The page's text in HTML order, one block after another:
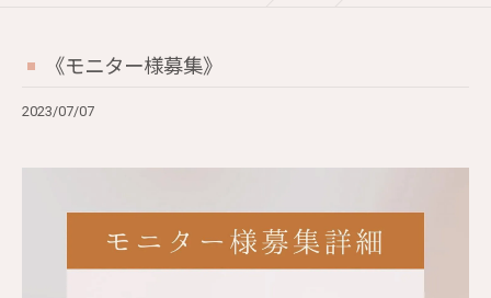
《モニター様募集》
2023/07/07